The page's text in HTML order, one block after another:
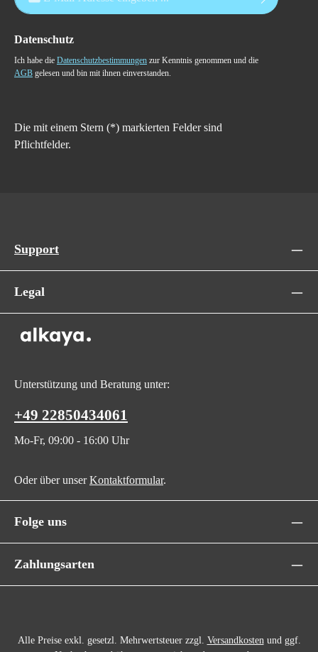
Datenschutz
Ich habe die Datenschutzbestimmungen zur Kenntnis genommen und die
AGB gelesen und bin mit ihnen einverstanden.
Die mit einem Stern (*) markierten Felder sind
Pflichtfelder.
Support
Legal
Unterstützung und Beratung unter:
+49 22850434061
Mo-Fr, 09:00 - 16:00 Uhr
Oder über unserKontaktformular.
Folge uns
Zahlungsarten
Alle Preise exkl. gesetzl. Mehrwertsteuer zzgl. Versandkostenund ggf.